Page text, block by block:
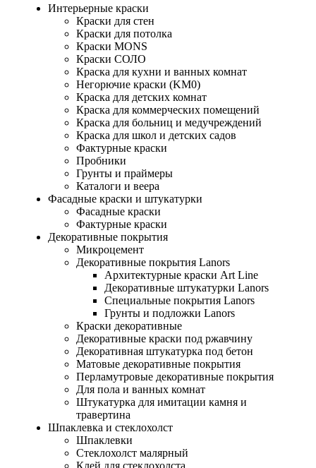
Интерьерные краски
Краски для стен
Краски для потолка
Краски MONS
Краски СОЛО
Краска для кухни и ванных комнат
Негорючие краски (KM0)
Краска для детских комнат
Краска для коммерческих помещений
Краска для больниц и медучреждений
Краска для школ и детских садов
Фактурные краски
Пробники
Грунты и праймеры
Каталоги и веера
Фасадные краски и штукатурки
Фасадные краски
Фактурные краски
Декоративные покрытия
Микроцемент
Декоративные покрытия Lanors
Архитектурные краски Art Line
Декоративные штукатурки Lanors
Специальные покрытия Lanors
Грунты и подложки Lanors
Краски декоративные
Декоративные краски под ржавчину
Декоративная штукатурка под бетон
Матовые декоративные покрытия
Перламутровые декоративные покрытия
Для пола и ванных комнат
Штукатурка для имитации камня и
травертина
Шпаклевка и стеклохолст
Шпаклевки
Стеклохолст малярный
Клей для стеклохолста